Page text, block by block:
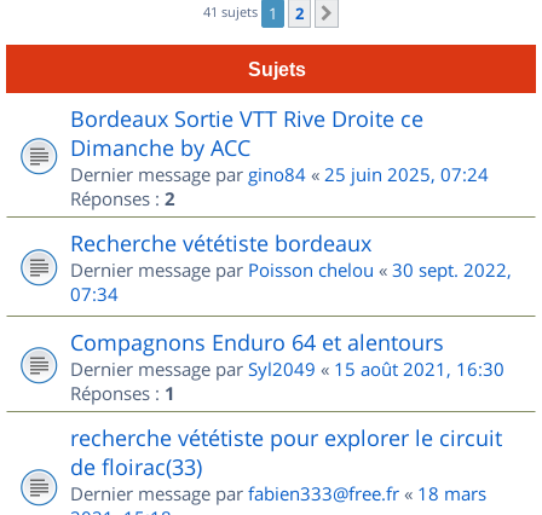
41 sujets 1 2
Sujets
Bordeaux Sortie VTT Rive Droite ce
Dimanche by ACC
Dernier message par gino84 « 25 juin 2025, 07:24
Réponses : 2
Recherche vététiste bordeaux
Dernier message par Poisson chelou « 30 sept. 2022,
07:34
Compagnons Enduro 64 et alentours
Dernier message par Syl2049 « 15 août 2021, 16:30
Réponses : 1
recherche vététiste pour explorer le circuit
de floirac(33)
Dernier message par fabien333@free.fr « 18 mars